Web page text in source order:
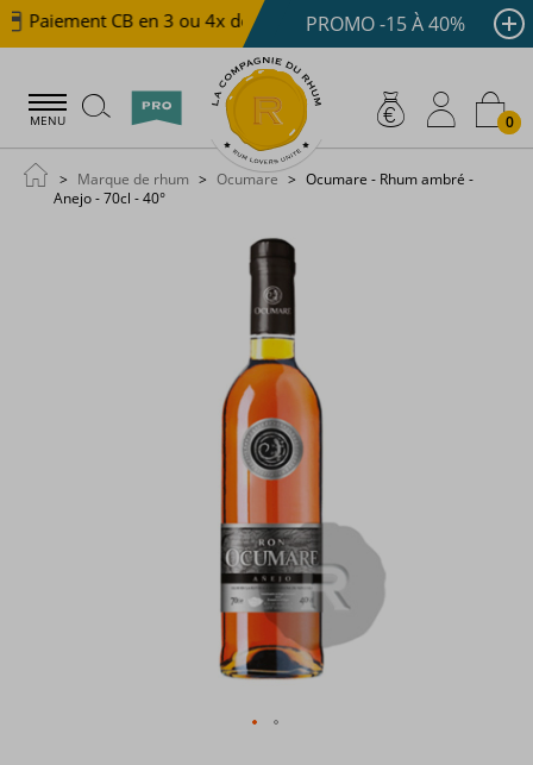
Paiement CB en 3 ou 4x dès 100 € Livraison offerte
PROMO -15 À 40%
MENU 0
Marque de rhum Ocumare
Ocumare - Rhum ambré -
Anejo - 70cl - 40°